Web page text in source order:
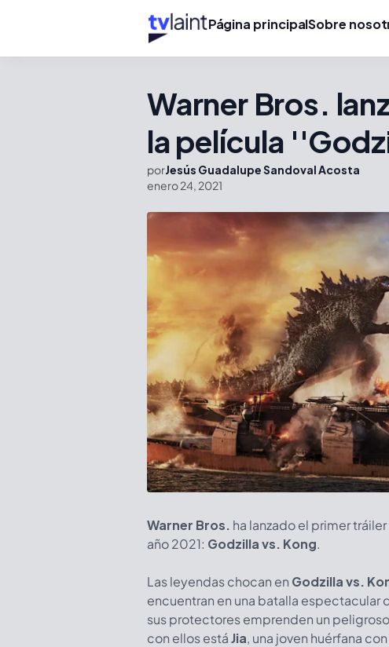
Página principalSobre
Warner Bros.
la película
porJesús Guadalupe Sandoval Acosta
enero 24, 2021
Warner Bros. ha lanzado el primer
año 2021: Godzilla vs. Kong.
Las leyendas chocan en Godzilla vs.
encuentran en una batalla espectacular
sus protectores emprenden un
con ellos estáJia, una joven huérfana